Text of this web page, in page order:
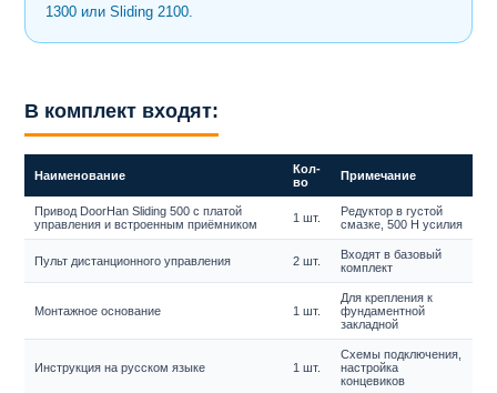
1300 или Sliding 2100.
В комплект входят:
Наименование
Кол-
во
Примечание
Привод DoorHan Sliding 500 с платой
управления и встроенным приёмником
1 шт.
Редуктор в густой
смазке, 500 Н усилия
Пульт дистанционного управления 2 шт.
Входят в базовый
комплект
Монтажное основание 1 шт.
Для крепления к
фундаментной
закладной
Инструкция на русском языке 1 шт.
Схемы подключения,
настройка
концевиков